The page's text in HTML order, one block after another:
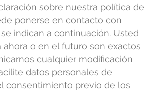
sobre nuestra política de
ponerse en contacto con
indican a continuación. Usted
o en el futuro son exactos
cualquier modificación
datos personales de
consentimiento previo de los